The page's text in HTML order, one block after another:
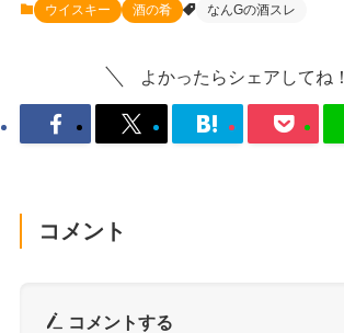
ウイスキー 酒の肴 なんGの酒スレ
よかったらシェアしてね！
コメント
コメントする